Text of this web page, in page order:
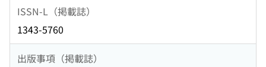
ISSN-L（掲載誌）
1343-5760
出版事項（掲載誌）